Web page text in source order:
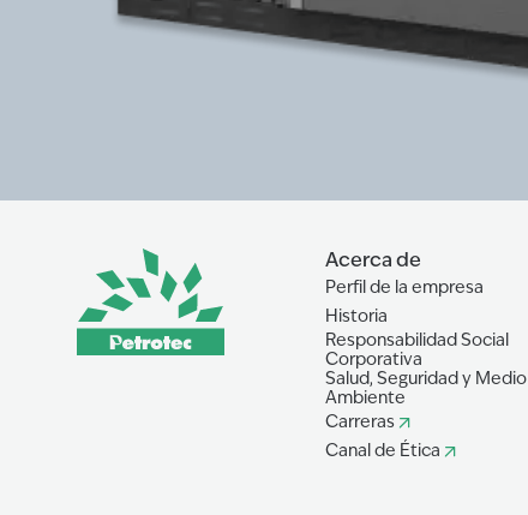
Acerca de
Perfil de la empresa
Historia
Responsabilidad Social
Corporativa
Salud, Seguridad y Medio
Ambiente
Carreras
Canal de Ética